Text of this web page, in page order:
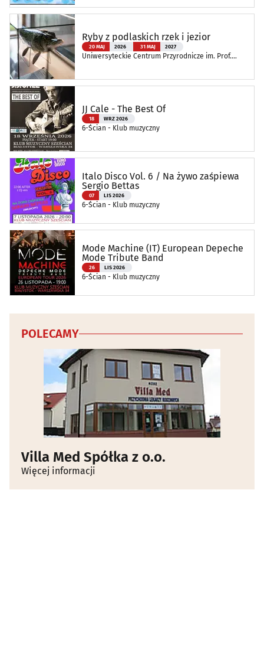
Ryby z podlaskich rzek i jezior
20 MAJ 2026 31 MAJ 2027
Uniwersyteckie Centrum Przyrodnicze im. Prof.
JJ Cale - The Best Of
18 WRZ 2026
6-Ścian - Klub muzyczny
Italo Disco Vol. 6 / Na żywo zaśpiewa
Sergio Bettas
07 LIS 2026
6-Ścian - Klub muzyczny
Mode Machine (IT) European Depeche
Mode Tribute Band
26 LIS 2026
6-Ścian - Klub muzyczny
POLECAMY
Villa Med Spółka z o.o.
Więcej informacji